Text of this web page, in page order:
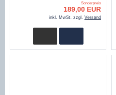
Sonderpreis
189,00 EUR
inkl. MwSt. zzgl. Versand